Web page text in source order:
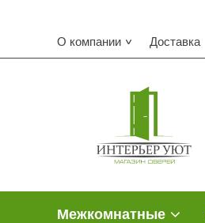
О компании Доставка
Межкомнатные